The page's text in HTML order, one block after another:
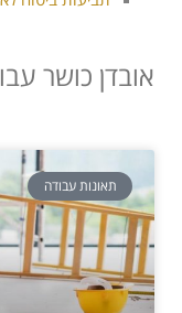
אובדן כושר
תאונות עבודה